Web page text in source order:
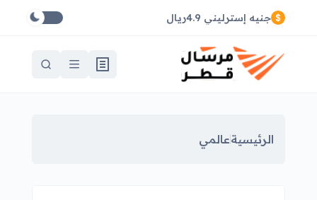
جنيه إسترليني 4.9ريال
الرئيسيةعالمي